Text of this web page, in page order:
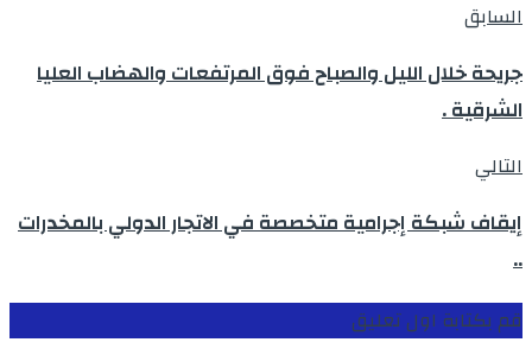
السابق
جريحة خلال الليل والصباح فوق المرتفعات والهضاب العليا
الشرقية .
التالي
إيقاف شبكة إجرامية متخصصة في الاتجار الدولي بالمخدرات
..
قم بكتابة اول تعليق